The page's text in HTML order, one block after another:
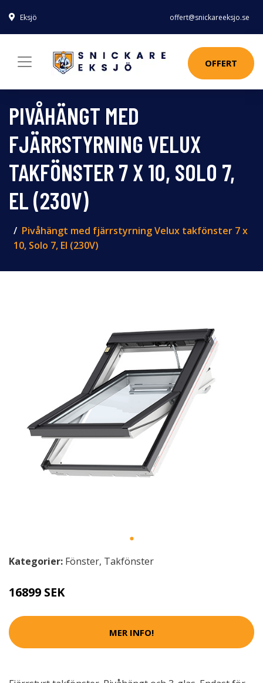
Eksjö offert@snickareeksjo.se
OFFERT
PIVÅHÄNGT MED
FJÄRRSTYRNING VELUX
TAKFÖNSTER 7 X 10, SOLO 7,
EL (230V)
Pivåhängt med fjärrstyrning Velux takfönster 7 x
10, Solo 7, El (230V)
Kategorier: Fönster, Takfönster
16899 SEK
MER INFO!